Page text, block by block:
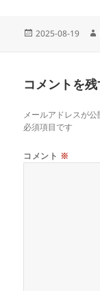
投
2025-08-19
コメントを
メールアドレスが公
必須項目です
コメント ※